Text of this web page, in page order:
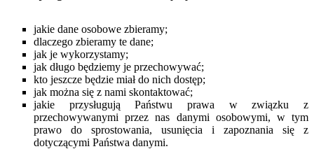
jakie dane osobowe zbieramy;
dlaczego zbieramy te dane;
jak je wykorzystamy;
jak długo będziemy je przechowywać;
kto jeszcze będzie miał do nich dostęp;
jak można się z nami skontaktować;
jakie przysługują Państwu prawa w związku z
przechowywanymi przez nas danymi osobowymi, w tym
prawo do sprostowania, usunięcia i zapoznania się z
dotyczącymi Państwa danymi.